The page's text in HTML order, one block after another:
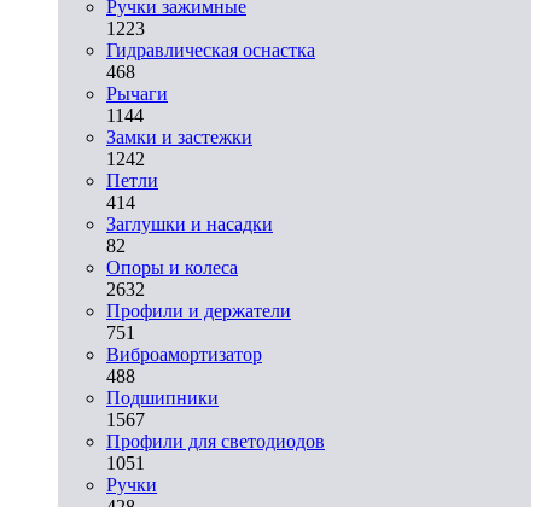
Ручки зажимные
1223
Гидравлическая оснастка
468
Рычаги
1144
Замки и застежки
1242
Петли
414
Заглушки и насадки
82
Опоры и колеса
2632
Профили и держатели
751
Виброамортизатор
488
Подшипники
1567
Профили для светодиодов
1051
Ручки